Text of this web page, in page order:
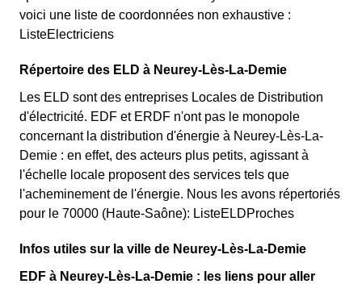
voici une liste de coordonnées non exhaustive :
ListeElectriciens
Répertoire des ELD à Neurey-Lès-La-Demie
Les ELD sont des entreprises Locales de Distribution
d'électricité. EDF et ERDF n'ont pas le monopole
concernant la distribution d'énergie à Neurey-Lès-La-
Demie : en effet, des acteurs plus petits, agissant à
l'échelle locale proposent des services tels que
l'acheminement de l'énergie. Nous les avons répertoriés
pour le 70000 (Haute-Saône): ListeELDProches
Infos utiles sur la ville de Neurey-Lès-La-Demie
EDF à Neurey-Lès-La-Demie : les liens pour aller